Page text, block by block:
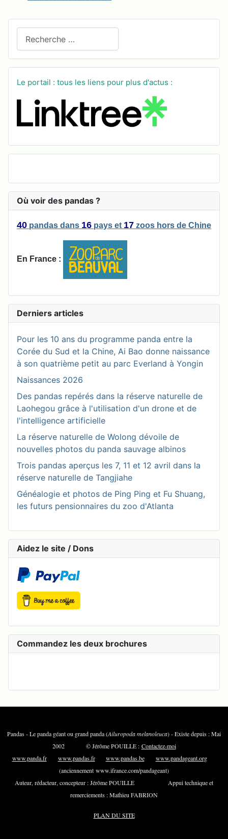
Le portail : tous les liens pour plus d'actus :
Où voir des pandas ?
40 pandas dans 16 pays et 17 zoos hors de Chine
En France :
Derniers articles
Pour les 10 ans du programme panda entre la
Corée du Sud et la Chine, Ai Bao donne naissance
à son quatrième petit au parc Everland à Yongin
Naissances 2026
Des pandas repérés dans la réserve naturelle de
Laohegou grâce à l'utilisation d'un drone et de
l'intelligence artificielle
La réserve naturelle de Wolong dévoile de
nouvelles photos du panda sauvage albinos
Trois pandas aperçus les 7, 11 et 12 avril dans la
réserve naturelle de Tangjiahe
Généalogie et photos de Ping Ping et Fu Shuang,
les futurs pensionnaires du zoo d'Atlanta
Aidez le site / Dons
Commandez les deux brochures
Pandas - Le panda géant ou grand panda (Ailuropoda melanoleuca) - Existe depuis : Mai
2002 © Jérôme POUILLE : Contactez-moi
www.panda.fr
www.pandas.fr www.pandas.be
www.pandageant.org
(anciennement www.ifrance.com/pandageant)
Auteur, rédacteur, concepteur : Jérôme POUILLE Appui technique et
remerciements : Mathieu FABRION
PLAN DU SITE